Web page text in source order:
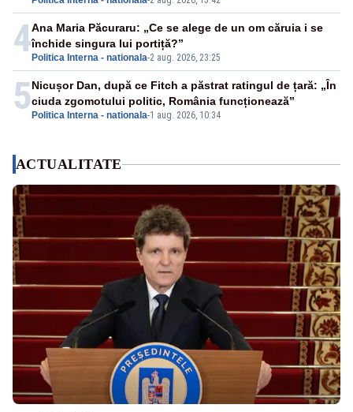
4 Politica Interna - nationala-2 aug. 2026, 23:25
Ana Maria Păcuraru: „Ce se alege de un om căruia i se
închide singura lui portiță?”
5 Politica Interna - nationala-1 aug. 2026, 10:34
Nicușor Dan, după ce Fitch a păstrat ratingul de țară: „În
ciuda zgomotului politic, România funcționează”
ACTUALITATE